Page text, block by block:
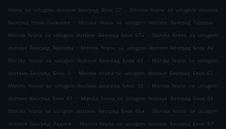
hrana sa uslugom dostave Београд Блок 37
. Morska hrana sa uslugom dostave
Београд Нова Галеника
. Morska hrana sa uslugom dostave Београд Гардош
.
Morska hrana sa uslugom dostave Београд Блок 67а
. Morska hrana sa uslugom
dostave Београд Ћуковац . Morska hrana sa uslugom dostave Београд Блок 8а
.
Morska hrana sa uslugom dostave Београд Блок 63
. Morska hrana sa uslugom
dostave Београд Блок 3
. Morska hrana sa uslugom dostave Београд Блок 62
.
Morska hrana sa uslugom dostave Београд Блок 33
. Morska hrana sa uslugom
dostave Београд Блок 61
. Morska hrana sa uslugom dostave Београд Блок 39
.
Morska hrana sa uslugom dostave Београд Блок 66а
. Morska hrana sa uslugom
dostave Београд Ледине
. Morska hrana sa uslugom dostave Београд Блок 67
.